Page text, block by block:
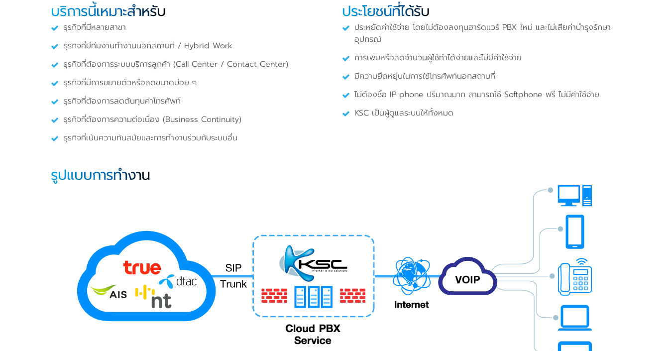
บริการนี้เหมาะสำหรับ
ธุรกิจที่มีหลายสาขา
ธุรกิจที่มีทีมงานทำงานนอกสถานที่ / Hybrid Work
ธุรกิจที่ต้องการระบบบริการลูกค้า (Call Center / Contact Center)
ธุรกิจที่มีการขยายตัวหรือลดขนาดบ่อย ๆ
ธุรกิจที่ต้องการลดต้นทุนค่าโทรศัพท์
ธุรกิจที่ต้องการความต่อเนื่อง (Business Continuity)
ธุรกิจที่เน้นความทันสมัยและการทำงานร่วมกับระบบอื่น
ประโยชน์ที่ได้รับ
ประหยัดค่าใช้จ่าย โดยไม่ต้องลงทุนฮาร์ดแวร์ PBX ใหม่ และไม่เสียค่าบำรุงรักษา
อุปกรณ์
การเพิ่มหรือลดจำนวนผู้ใช้ทำได้ง่ายและไม่มีค่าใช้จ่าย
มีความยึดหยุ่นในการใช้โทรศัพท์นอกสถานที่
ไม่ต้องซื้อ IP phone ปริมาณมาก สามารถใช้ Softphone ฟรี ไม่มีค่าใช้จ่าย
KSC เป็นผู้ดูแลระบบให้ทั้งหมด
รูปแบบการทำงาน